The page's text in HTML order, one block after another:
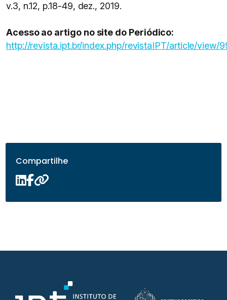
v.3, n.12, p.18-49, dez., 2019.
Acesso ao artigo no site do Periódico:
http://revista.ipt.br/index.php/revistaIPT/article/view/
Compartilhe